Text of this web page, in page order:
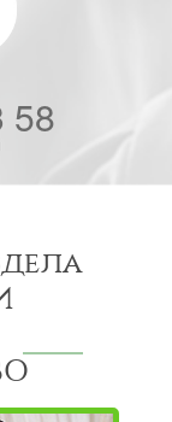
58